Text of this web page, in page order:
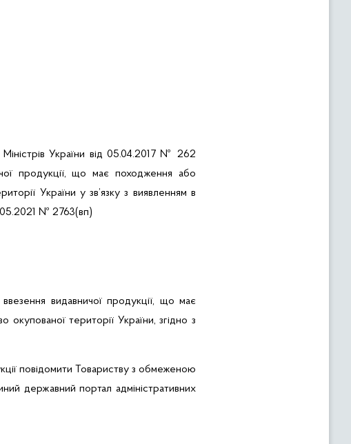
України від 05.04.2017 № 262
продукції, що має походження або
України у зв’язку з виявленням в
№ 2763(вп)
ввезення видавничої продукції, що має
території України, згідно з
повідомити Товариству з обмеженою
державний портал адміністративних